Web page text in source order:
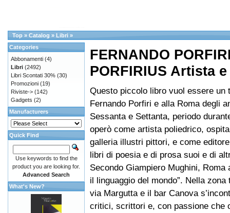
Top » Catalog » Libri »
FERNANDO
PORFIRIUS Artista
Questo piccolo libro vuol essere un
Fernando Porfiri e alla Roma degli
Sessanta e Settanta, periodo
operò come artista poliedrico,
galleria illustri pittori, e come
libri di poesia e di prosa suoi e di
Secondo Giampiero Mughini, Roma
il linguaggio del mondo”. Nella
via Margutta e il bar Canova
critici, scrittori e, con passione che
Categories
Abbonamenti (4)
Libri (2492)
Libri Scontati 30% (30)
Promozioni (19)
Riviste-> (142)
Gadgets (2)
Manufacturers
Quick Find
Use keywords to find the
product you are looking for.
Advanced Search
What's New?